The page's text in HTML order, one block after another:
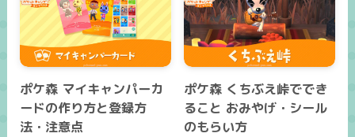
ポケ森 マイキャンパーカ
ードの作り方と登録方
法・注意点
ポケ森 くちぶえ峠ででき
ること おみやげ・シール
のもらい方